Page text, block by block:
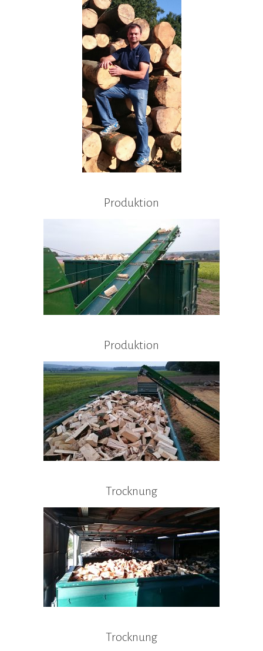
Produktion
Produktion
Trocknung
Trocknung